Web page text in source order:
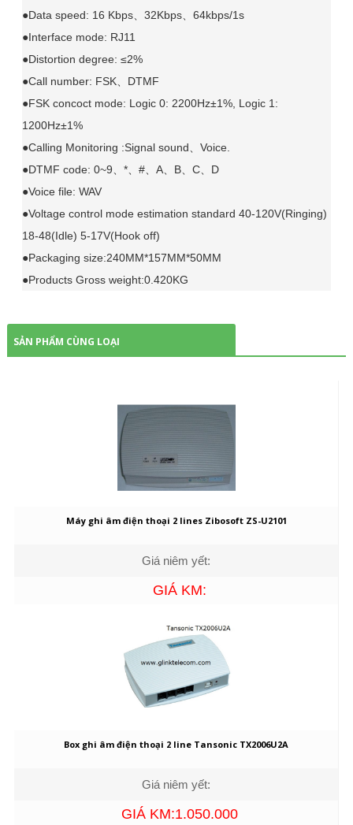
●Data speed: 16 Kbps、32Kbps、64kbps/1s
●Interface mode: RJ11
●Distortion degree: ≤2%
●Call number: FSK、DTMF
●FSK concoct mode: Logic 0: 2200Hz±1%, Logic 1:
1200Hz±1%
●Calling Monitoring :Signal sound、Voice.
●DTMF code: 0~9、*、#、A、B、C、D
●Voice file: WAV
●Voltage control mode estimation standard 40-120V(Ringing)
18-48(Idle) 5-17V(Hook off)
●Packaging size:240MM*157MM*50MM
●Products Gross weight:0.420KG
SẢN PHẨM CÙNG LOẠI
Máy ghi âm điện thoại 2 lines Zibosoft ZS-U2101
Giá niêm yết:
GIÁ KM:
Box ghi âm điện thoại 2 line Tansonic TX2006U2A
Giá niêm yết:
GIÁ KM:1.050.000